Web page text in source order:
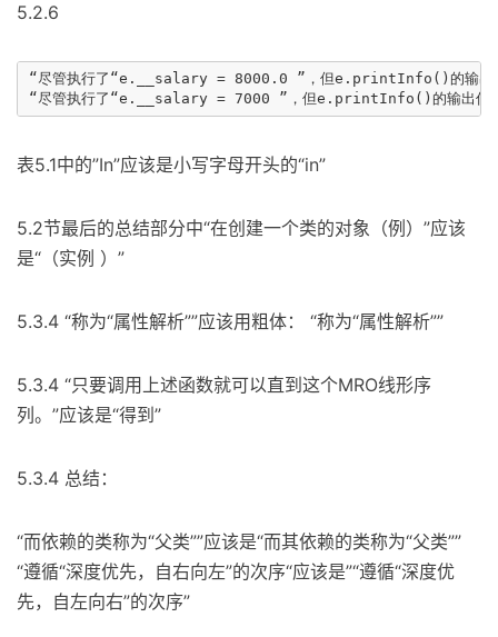
5.2.6
“尽管执行了“e.__salary = 8000.0 ”，但e.printInfo()的输出信息
表5.1中的”In”应该是小写字母开头的“in”
5.2节最后的总结部分中“在创建一个类的对象（例）”应该
是“（实例 ）”
5.3.4 “称为“属性解析””应该用粗体： “称为“属性解析””
5.3.4 “只要调用上述函数就可以直到这个MRO线形序
列。”应该是“得到”
5.3.4 总结：
“而依赖的类称为“父类””应该是“而其依赖的类称为“父类””
“遵循“深度优先，自右向左”的次序“应该是”“遵循“深度优
先，自左向右”的次序”